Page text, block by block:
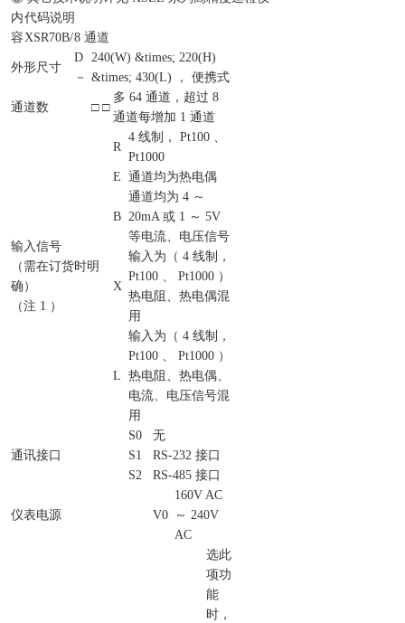
内
容
代码说明
XSR70B/8 通道
外形尺寸
D
－
240(W) &times; 220(H)
&times; 430(L) ， 便携式
通道数 □ □
多 64 通道，超过 8
通道每增加 1 通道
输入信号
（需在订货时明
确）
（注 1 ）
R
4 线制， Pt100 、
Pt1000
E 通道均为热电偶
B
通道均为 4 ～
20mA 或 1 ～ 5V
等电流、电压信号
X
输入为（ 4 线制，
Pt100 、 Pt1000 ）
热电阻、热电偶混
用
L
输入为（ 4 线制，
Pt100 、 Pt1000 ）
热电阻、热电偶、
电流、电压信号混
用
通讯接口
S0
无
S1
RS-232 接口
S2
RS-485 接口
仪表电源 V0
160V AC
～ 240V
AC
选此
项功
能
时，